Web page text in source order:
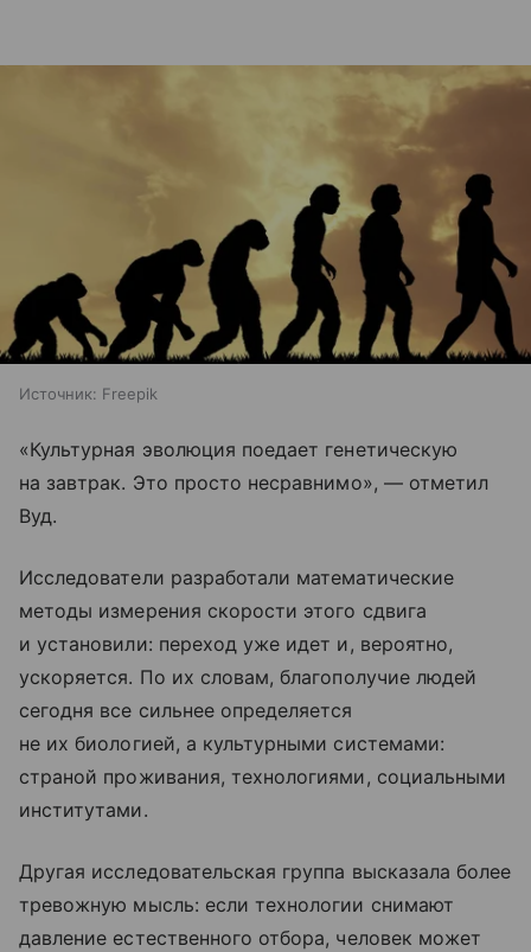
Источник: Freepik
«Культурная эволюция поедает генетическую
на завтрак. Это просто несравнимо», — отметил
Вуд.
Исследователи разработали математические
методы измерения скорости этого сдвига
и установили: переход уже идет и, вероятно,
ускоряется. По их словам, благополучие людей
сегодня все сильнее определяется
не их биологией, а культурными системами:
страной проживания, технологиями, социальными
институтами.
Другая исследовательская группа высказала более
тревожную мысль: если технологии снимают
давление естественного отбора, человек может